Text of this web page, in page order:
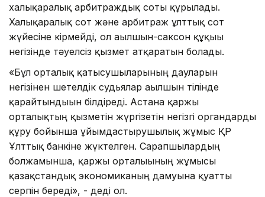
xалықаралық арбитраждық соты құрылады.
Халықаралық сот және арбитраж ұлттық сот
жүйесіне кірмейді, ол ағылшын-саксон құқығы
негізінде тәуелсіз қызмет атқаратын болады.
«Бұл орталық қатысушыларының дауларын
негізінен шетелдік судьялар ағылшын тілінде
қарайтындығын білдіреді. Астана қаржы
орталықтың қызметін жүргізетін негізгі органдарды
құру бойынша ұйымдастырушылық жұмыс ҚР
Ұлттық банкіне жүктелген. Сарапшылардың
болжамынша, қаржы орталығының жұмысы
қазақстандық экономиканың дамуына қуатты
серпін береді», - деді ол.